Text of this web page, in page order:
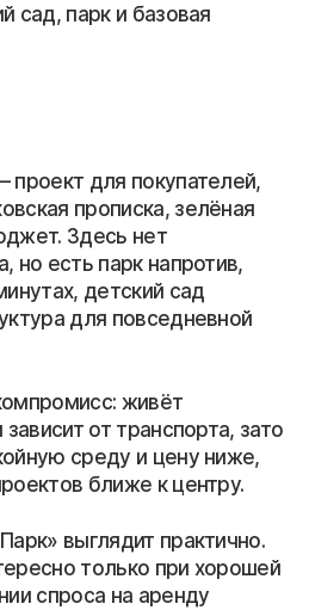
сад, парк и базовая
для покупателей,
прописка, зелёная
Здесь нет
но есть парк напротив,
детский сад
для повседневной
живёт
от транспорта, зато
среду и цену ниже,
ближе к центру.
выглядит практично.
только при хорошей
спроса на аренду